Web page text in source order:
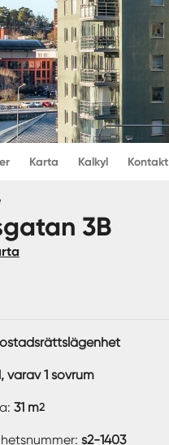
Karta Kalkyl Kontakt
3B
varav 1 sovrum
31 m2
s2-1403